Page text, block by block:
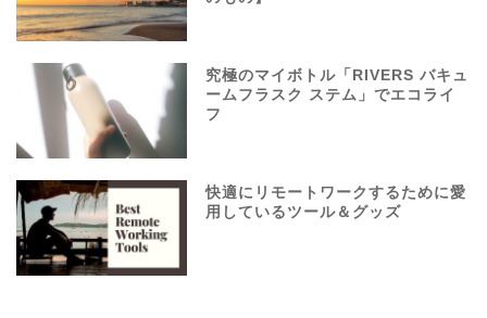
究極のマイボトル「RIVERS バキュ
ームフラスク ステム」でエコライ
フ
快適にリモートワークするために愛
用しているツール＆グッズ